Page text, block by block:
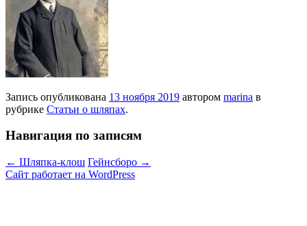
Запись опубликована 13 ноября 2019 автором marina в
рубрике Статьи о шляпах.
Навигация по записям
← Шляпка-клош Гейнсборо →
Сайт работает на WordPress